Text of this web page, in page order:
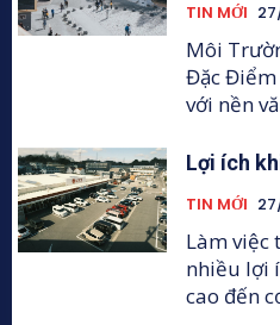
TIN MỚI
Môi
Đặc Điểm và
với nền
Lợi ích
TIN MỚI
Làm việc
nhiều lợi
cao đến